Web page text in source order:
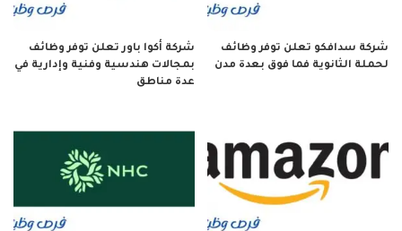
شركة سدافكو تعلن توفر وظائف
لحملة الثانوية فما فوق بعدة مدن
شركة أكوا باور تعلن توفر وظائف
بمجالات هندسية وفنية وإدارية في
عدة مناطق